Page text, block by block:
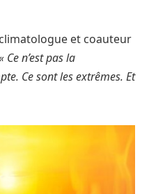
et coauteur
Ce n’est pas la
Ce sont les extrêmes. Et